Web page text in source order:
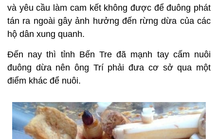
và yêu cầu làm cam kết không được để đuông phát
tán ra ngoài gây ảnh hưởng đến rừng dừa của các
hộ dân xung quanh.
Đến nay thì tỉnh Bến Tre đã mạnh tay cấm nuôi
đuông dừa nên ông Trí phải đưa cơ sở qua một
điểm khác để nuôi.